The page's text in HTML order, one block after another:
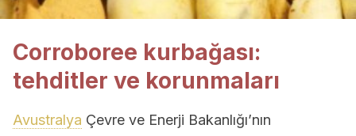
Corroboree kurbağası:
tehditler ve korunmaları
Avustralya Çevre ve Enerji Bakanlığı’nın